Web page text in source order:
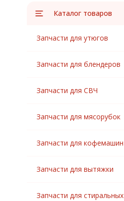
Каталог товаров
Запчасти для утюгов
Запчасти для блендеров
Запчасти для СВЧ
Запчасти для мясорубок
Запчасти для кофемашин
Запчасти для вытяжки
Запчасти для стиральных